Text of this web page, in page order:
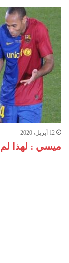
12 أبريل، 2020
ميسي : لهذا